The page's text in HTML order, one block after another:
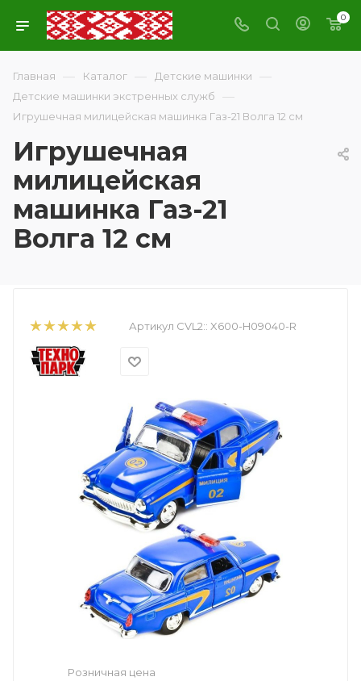
0
Главная — Каталог — Детские машинки —
Детские машинки экстренных служб —
Игрушечная милицейская машинка Газ-21 Волга 12 см
Игрушечная
милицейская
машинка Газ-21
Волга 12 см
Артикул CVL2:: X600-H09040-R
Розничная цена